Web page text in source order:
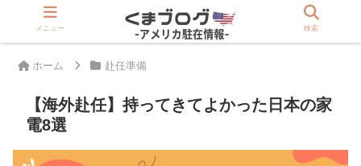
>>駐在員は登録必須「アメリカ版Rakuten」
ホーム 赴任準備
【海外赴任】持ってきてよかった日本の家
電8選
メニュー 検索